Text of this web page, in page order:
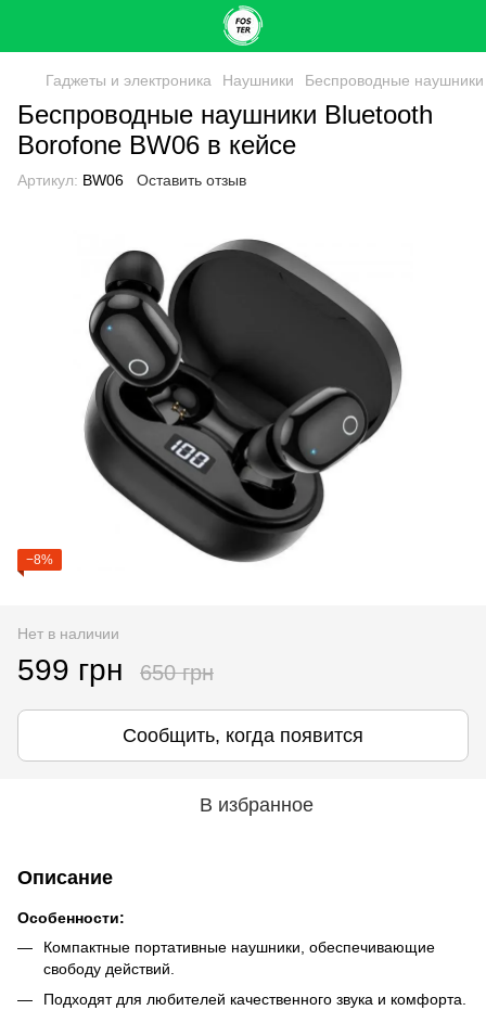
Гаджеты и электроника Наушники Беспроводные
Беспроводные наушники Bluetooth
Borofone BW06 в кейсе
Артикул: BW06 Оставить отзыв
−8%
Нет в наличии
599 грн 650 грн
Сообщить, когда появится
В избранное
Описание
Особенности:
Компактные портативные наушники, обеспечивающие
свободу действий.
Подходят для любителей качественного звука и комфорта.